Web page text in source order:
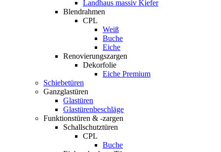
Landhaus massiv Kiefer
Blendrahmen
CPL
Weiß
Buche
Eiche
Renovierungszargen
Dekorfolie
Eiche Premium
Schiebetüren
Ganzglastüren
Glastüren
Glastürenbeschläge
Funktionstüren & -zargen
Schallschutztüren
CPL
Buche